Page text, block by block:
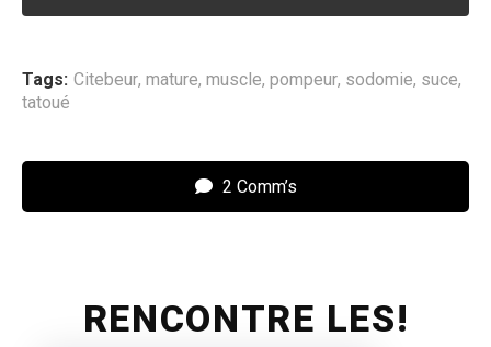
Tags: Citebeur, mature, muscle, pompeur, sodomie, suce,
tatoué
2 Comm’s
RENCONTRE LES!